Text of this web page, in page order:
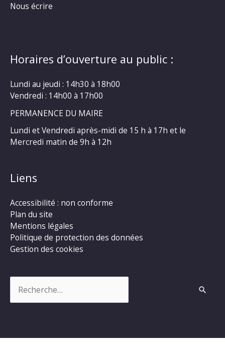
Nous écrire
Horaires d’ouverture au public :
Lundi au jeudi : 14h30 à 18h00
Vendredi : 14h00 à 17h00
PERMANENCE DU MAIRE
Lundi et Vendredi après-midi de 15 h à 17h et le
Mercredi matin de 9h à 12h
Liens
Accessibilité : non conforme
Plan du site
Mentions légales
Politique de protection des données
Gestion des cookies